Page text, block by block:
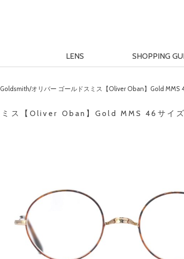
LENS SHOPPING
オリバー ゴールドスミス【Oliver Oban】Gold MMS
ス【Oliver Oban】Gold MMS 46サイズ